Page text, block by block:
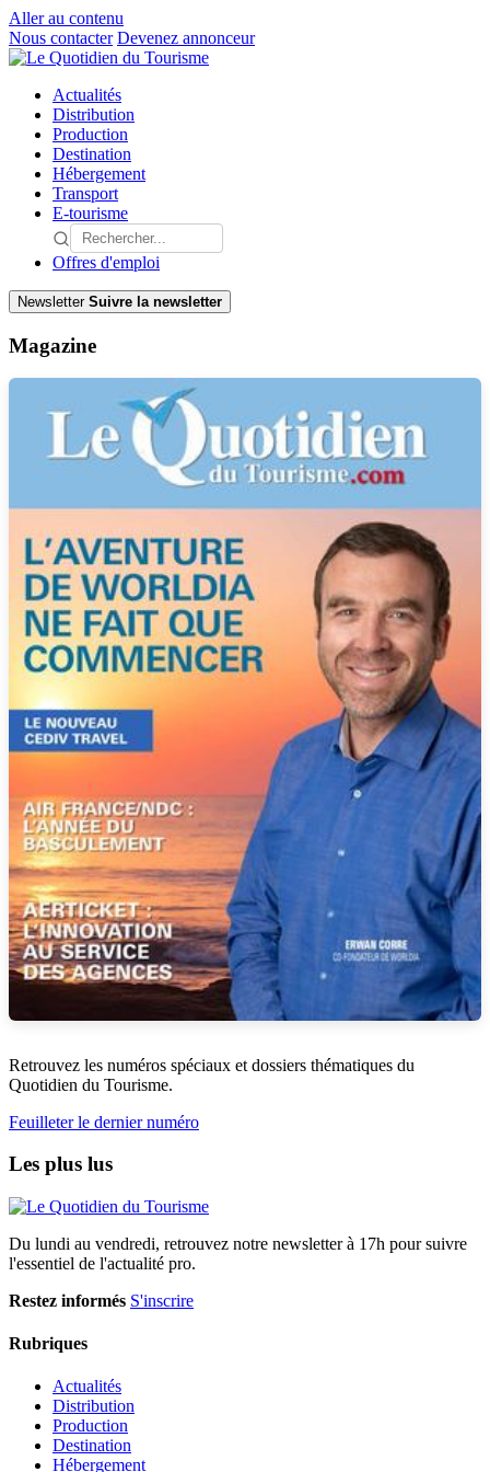
Aller au contenu
Nous contacter Devenez annonceur
Actualités
Distribution
Production
Destination
Hébergement
Transport
E-tourisme
Offres d'emploi
Newsletter Suivre la newsletter
Magazine
Retrouvez les numéros spéciaux et dossiers thématiques du
Quotidien du Tourisme.
Feuilleter le dernier numéro
Les plus lus
Du lundi au vendredi, retrouvez notre newsletter à 17h pour suivre
l'essentiel de l'actualité pro.
Restez informés S'inscrire
Rubriques
Actualités
Distribution
Production
Destination
Hébergement